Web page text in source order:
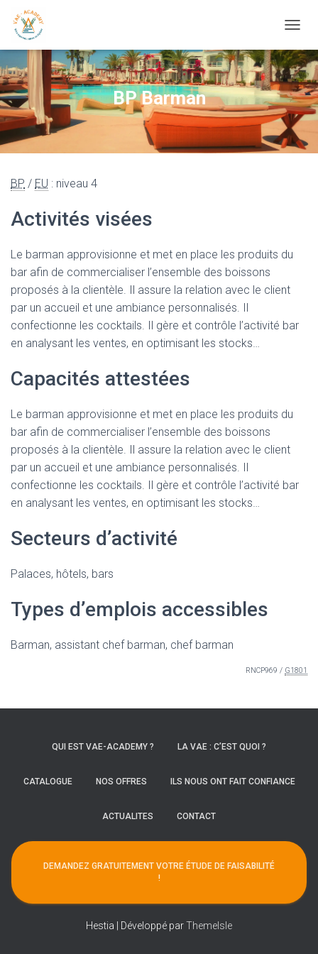
BP Barman
BP / EU : niveau 4
Activités visées
Le barman approvisionne et met en place les produits du
bar afin de commercialiser l’ensemble des boissons
proposés à la clientèle. Il assure la relation avec le client
par un accueil et une ambiance personnalisés. Il
confectionne les cocktails. Il gère et contrôle l’activité bar
en analysant les ventes, en optimisant les stocks…
Capacités attestées
Le barman approvisionne et met en place les produits du
bar afin de commercialiser l’ensemble des boissons
proposés à la clientèle. Il assure la relation avec le client
par un accueil et une ambiance personnalisés. Il
confectionne les cocktails. Il gère et contrôle l’activité bar
en analysant les ventes, en optimisant les stocks…
Secteurs d’activité
Palaces, hôtels, bars
Types d’emplois accessibles
Barman, assistant chef barman, chef barman
RNCP969 / G1801
QUI EST VAE-ACADEMY ? LA VAE : C’EST QUOI ?
CATALOGUE NOS OFFRES ILS NOUS ONT FAIT CONFIANCE
ACTUALITES CONTACT
DEMANDEZ GRATUITEMENT VOTRE ÉTUDE DE FAISABILITÉ
!
Hestia | Développé parThemeIsle